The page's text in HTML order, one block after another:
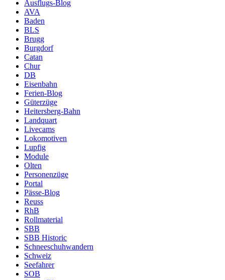
Ausflugs-Blog
AVA
Baden
BLS
Brugg
Burgdorf
Catan
Chur
DB
Eisenbahn
Ferien-Blog
Güterzüge
Heitersberg-Bahn
Landquart
Livecams
Lokomotiven
Lupfig
Module
Olten
Personenzüge
Portal
Pässe-Blog
Reuss
RhB
Rollmaterial
SBB
SBB Historic
Schneeschuhwandern
Schweiz
Seefahrer
SOB